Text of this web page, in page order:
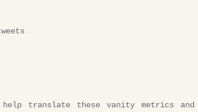
translate these vanity metrics and